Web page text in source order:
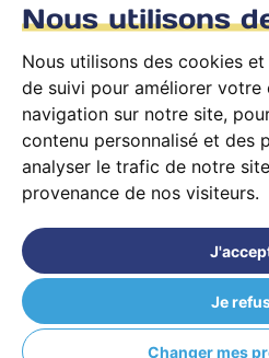
Nous utilisons
Nous utilisons des cookies
de suivi pour améliorer votre
navigation sur notre site,
contenu personnalisé et des
analyser le trafic de notre
provenance de nos visiteurs.
Je
Changer mes
Conditions générales d’utilisation
© 2026 PARCOURS Privé